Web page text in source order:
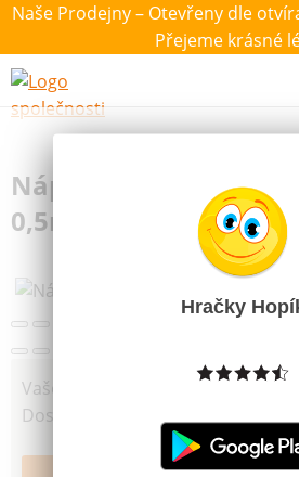
Naše Prodejny – Otevřeny dle
Přejeme krásné
Výběr hraček
Náplň do pera Pilot
0,5mm světle modrá
Vaše cena
Dostupnost
Hračky